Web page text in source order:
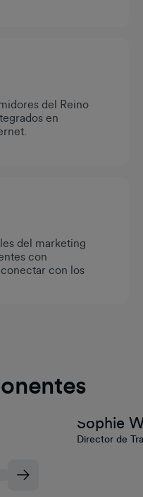
del Reino
en
del marketing
con
con los
Sophie
Director de